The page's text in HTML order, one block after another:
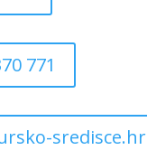
771
sredisce.hr